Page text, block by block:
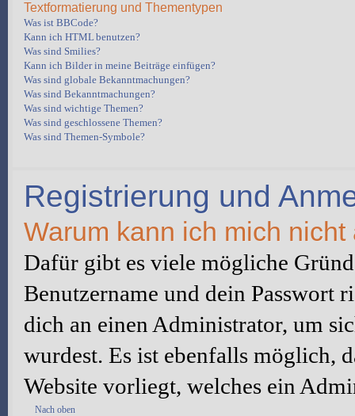
Textformatierung und Thementypen
Was ist BBCode?
Kann ich HTML benutzen?
Was sind Smilies?
Kann ich Bilder in meine Beiträge einfügen?
Was sind globale Bekanntmachungen?
Was sind Bekanntmachungen?
Was sind wichtige Themen?
Was sind geschlossene Themen?
Was sind Themen-Symbole?
Registrierung und
Warum kann ich mich nicht
Dafür gibt es viele mögliche
Benutzername und dein Passwort
dich an einen Administrator, um
wurdest. Es ist ebenfalls möglich,
Website vorliegt, welches ein
Nach oben